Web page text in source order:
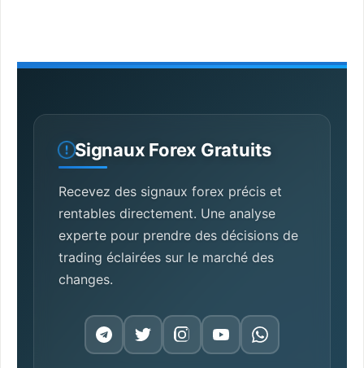
Signaux Forex Gratuits
Recevez des signaux forex précis et
rentables directement. Une analyse
experte pour prendre des décisions de
trading éclairées sur le marché des
changes.